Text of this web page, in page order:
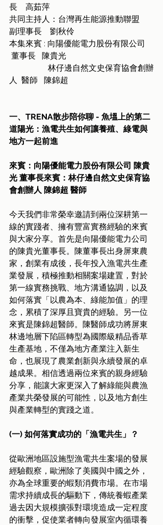
長　高茹萍
共同主持人：台灣再生能源推動聯盟
副理事長　劉秋伶
本集來賓 : 向陽優能電力股份有限公司
董事長   陳貴光
人  醫師   陳錦超
一、TRENA散步陪你聊 - 魚塭上的第二
道陽光：漁電共生如何讓養殖、綠電與
地方一起前進
來賓：向陽優能電力股份有限公司 陳貴
光 董事長來賓：林仔邊自然文史保育協
會創辦人 陳錦超 醫師
今天我們非常榮幸邀請到兩位深耕第一
線的實踐者、擁有豐富實務經驗的來賓
與大家分享。首先是向陽優能電力公司
的陳貴光董事長。陳董事長出身屏東農
家，創業有成後，長年投入漁電共生產
業發展，積極推動相關案場建置，對於
第一線實務挑戰、地方溝通協調，以及
如何落實「以農為本、綠能加值」的理
念，累積了深厚且寶貴的經驗。另一位
來賓是陳錦超醫師。陳醫師成功將屏東
林邊地層下陷區轉型為國際級精品香草
生產基地，不僅為地方產業注入新生
命，也展現了農業創新與永續發展的卓
越成果。相信透過兩位來賓的親身經驗
分享，能讓大家更深入了解綠能與農漁
產業共榮發展的可能性，以及地方創生
與產業轉型的實踐之道。
(一) 如何落實成功的「漁電共生」？
從歐洲地區設施型漁電共生案場的發展
經驗觀察，歐洲除了美國與中國之外，
亦為全球重要的蝦類消費市場。在市場
需求持續成長的驅動下，傳統養蝦產業
過去因大規模擴張對環境造成一定程度
的衝擊，促使業者轉向發展室內循環養